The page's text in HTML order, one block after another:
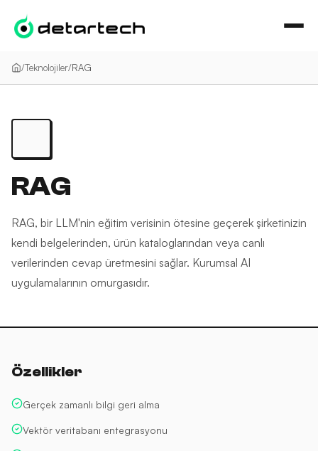
/Teknolojiler/RAG
RAG
RAG, bir LLM'nin eğitim verisinin ötesine geçerek şirketinizin
kendi belgelerinden, ürün kataloglarından veya canlı
verilerinden cevap üretmesini sağlar. Kurumsal AI
uygulamalarının omurgasıdır.
Özellikler
Gerçek zamanlı bilgi geri alma
Vektör veritabanı entegrasyonu